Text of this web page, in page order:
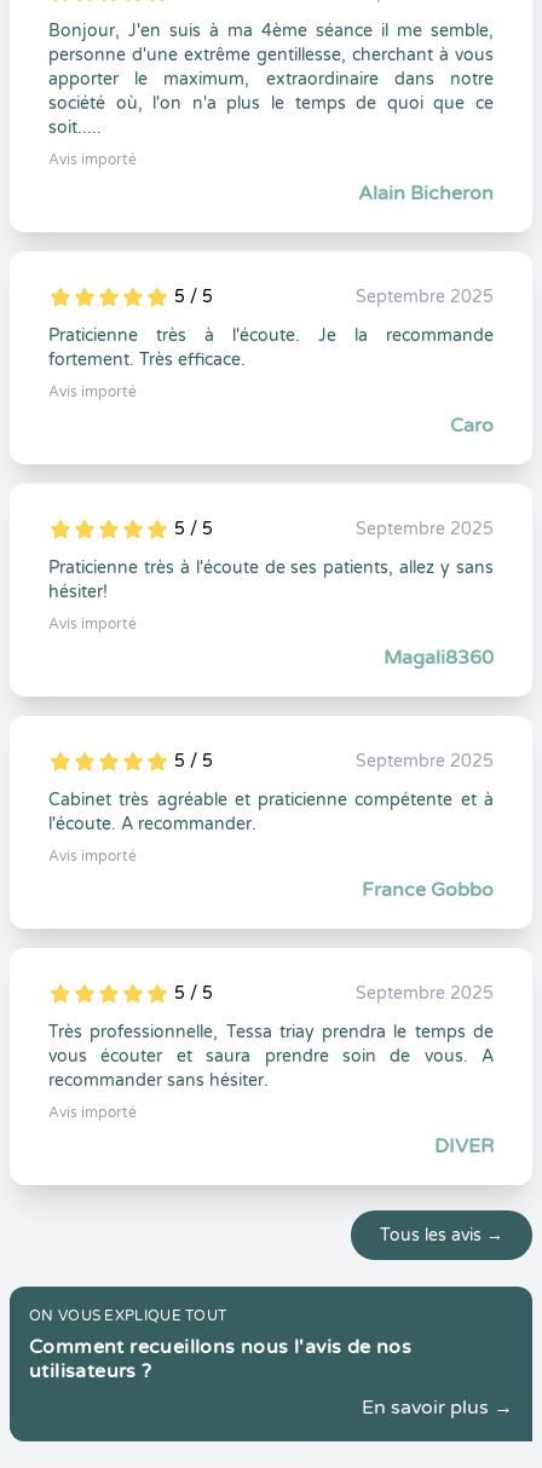
Bonjour, J'en suis à ma 4ème séance il me semble,
personne d'une extrême gentillesse, cherchant à vous
apporter le maximum, extraordinaire dans notre
société où, l'on n'a plus le temps de quoi que ce
soit.....
Avis importé
Alain Bicheron
5
1
5
0 5 / 5
Septembre 2025
Praticienne très à l'écoute. Je la recommande
fortement. Très efficace.
Avis importé
Caro
5
1
5
0 5 / 5
Septembre 2025
Praticienne très à l'écoute de ses patients, allez y sans
hésiter!
Avis importé
Magali8360
5
1
5
0 5 / 5
Septembre 2025
Cabinet très agréable et praticienne compétente et à
l'écoute. A recommander.
Avis importé
France Gobbo
5
1
5
0 5 / 5
Septembre 2025
Très professionnelle, Tessa triay prendra le temps de
vous écouter et saura prendre soin de vous. A
recommander sans hésiter.
Avis importé
DIVER
Tous les avis →
ON VOUS EXPLIQUE TOUT
Comment recueillons nous l'avis de nos
utilisateurs ?
En savoir plus →